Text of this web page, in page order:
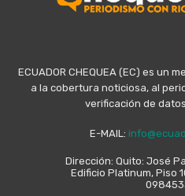
ECUADOR CHEQUEA (EC) es un
a la cobertura noticiosa, al
verificación de
E-MAIL:
Dirección: Quito: José
Edificio Platinum, Piso